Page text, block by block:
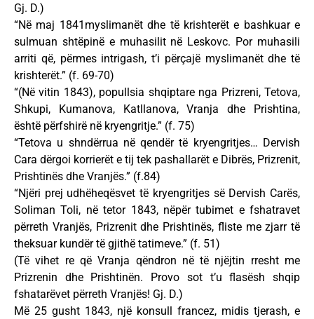
Gj. D.)
“Në maj 1841myslimanët dhe të krishterët e bashkuar e
sulmuan shtëpinë e muhasilit në Leskovc. Por muhasili
arriti që, përmes intrigash, t’i përçajë myslimanët dhe të
krishterët.” (f. 69-70)
“(Në vitin 1843), popullsia shqiptare nga Prizreni, Tetova,
Shkupi, Kumanova, Katllanova, Vranja dhe Prishtina,
është përfshirë në kryengritje.” (f. 75)
“Tetova u shndërrua në qendër të kryengritjes… Dervish
Cara dërgoi korrierët e tij tek pashallarët e Dibrës, Prizrenit,
Prishtinës dhe Vranjës.” (f.84)
“Njëri prej udhëheqësvet të kryengritjes së Dervish Carës,
Soliman Toli, në tetor 1843, nëpër tubimet e fshatravet
përreth Vranjës, Prizrenit dhe Prishtinës, fliste me zjarr të
theksuar kundër të gjithë tatimeve.” (f. 51)
(Të vihet re që Vranja qëndron në të njëjtin rresht me
Prizrenin dhe Prishtinën. Provo sot t’u flasësh shqip
fshatarëvet përreth Vranjës! Gj. D.)
Më 25 gusht 1843, një konsull francez, midis tjerash, e